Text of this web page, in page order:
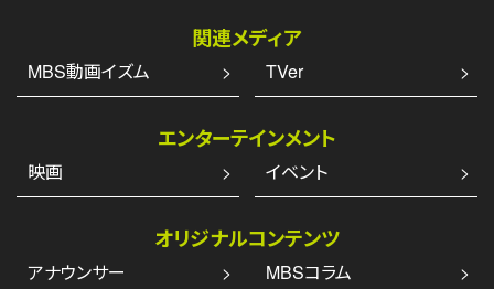
関連メディア
MBS動画イズム TVer
エンターテインメント
映画 イベント
オリジナルコンテンツ
アナウンサー MBSコラム